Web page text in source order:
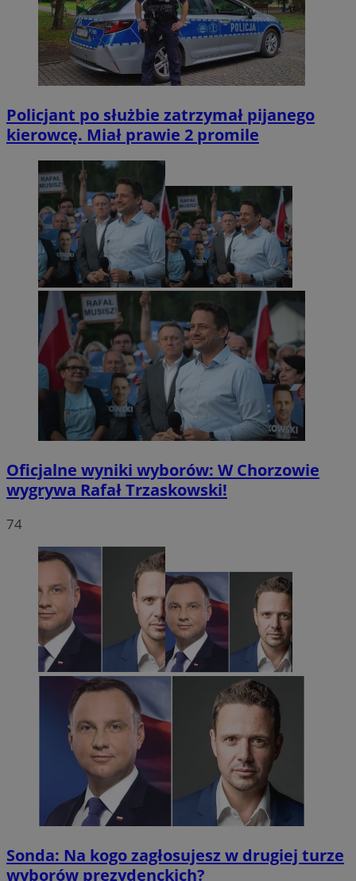
Policjant po służbie zatrzymał pijanego
kierowcę. Miał prawie 2 promile
Oficjalne wyniki wyborów: W Chorzowie
wygrywa Rafał Trzaskowski!
74
Sonda: Na kogo zagłosujesz w drugiej turze
wyborów prezydenckich?